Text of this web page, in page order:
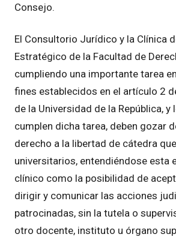
Consejo.
El Consultorio Jurídico y la Clínica
Estratégico de la Facultad de
cumpliendo una importante tarea
fines establecidos en el artículo 2
de la Universidad de la República,
cumplen dicha tarea, deben gozar
derecho a la libertad de cátedra
universitarios, entendiéndose esta
clínico como la posibilidad de
dirigir y comunicar las acciones
patrocinadas, sin la tutela o
otro docente, instituto u órgano